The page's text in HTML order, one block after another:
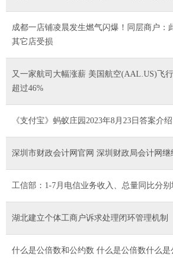
成都一店铺凌晨发生燃气闪爆！同层商户：
其它店受损
又一家航司大幅涨薪 美国航空(AAL.US)飞
超过46%
《支付宝》蚂蚁庄园2023年8月23日答案介绍
深圳市财政会计网官网 深圳财政局会计网继
工信部：1-7月电信业务收入、总量同比分别
湖北建立个体工商户诉求处理闭环管理机制
什么是公倍数和公约数 什么是公倍数什么是